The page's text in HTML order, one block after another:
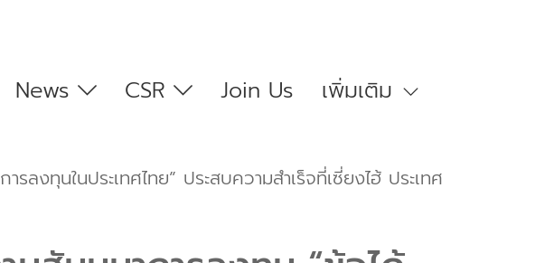
News CSR Join Us เพิ่มเติม
งทุนในประเทศไทย” ประสบความสำเร็จที่เซี่ยงไฮ้ ประเทศ